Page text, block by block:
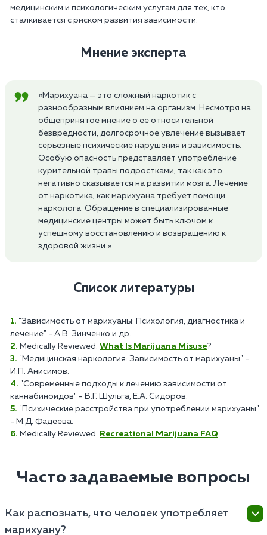
медицинским и психологическим услугам для тех, кто
сталкивается с риском развития зависимости.
Мнение эксперта
«Марихуана — это сложный наркотик с
разнообразным влиянием на организм. Несмотря на
общепринятое мнение о ее относительной
безвредности, долгосрочное увлечение вызывает
серьезные психические нарушения и зависимость.
Особую опасность представляет употребление
курительной травы подростками, так как это
негативно сказывается на развитии мозга. Лечение
от наркотика, как марихуана требует помощи
нарколога. Обращение в специализированные
медицинские центры может быть ключом к
успешному восстановлению и возвращению к
здоровой жизни.»
Список литературы
"Зависимость от марихуаны: Психология, диагностика и
лечение" - А.В. Зинченко и др.
Medically Reviewed. What Is Marijuana Misuse?
"Медицинская наркология: Зависимость от марихуаны" -
И.П. Анисимов.
"Современные подходы к лечению зависимости от
каннабиноидов" - В.Г. Шульга, Е.А. Сидоров.
"Психические расстройства при употреблении марихуаны"
- М.Д. Фадеева.
Medically Reviewed. Recreational Marijuana FAQ.
Часто задаваемые вопросы
Как распознать, что человек употребляет
марихуану?